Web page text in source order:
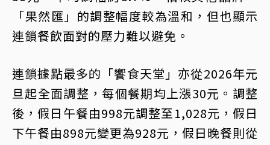
「果然匯」的調整幅度較為溫和，但也顯示
連鎖餐飲面對的壓力難以避免。
連鎖據點最多的「饗食天堂」亦從2026年元
旦起全面調整，每個餐期均上漲30元。調整
後，假日午餐由998元調整至1,028元，假日
下午餐由898元變更為928元，假日晚餐則從